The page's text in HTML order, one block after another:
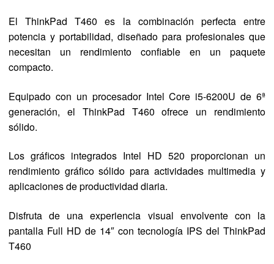
El ThinkPad T460 es la combinación perfecta entre
potencia y portabilidad, diseñado para profesionales que
necesitan un rendimiento confiable en un paquete
compacto.
Equipado con un procesador Intel Core i5-6200U de 6ª
generación, el ThinkPad T460 ofrece un rendimiento
sólido.
Los gráficos integrados Intel HD 520 proporcionan un
rendimiento gráfico sólido para actividades multimedia y
aplicaciones de productividad diaria.
Disfruta de una experiencia visual envolvente con la
pantalla Full HD de 14″ con tecnología IPS del ThinkPad
T460